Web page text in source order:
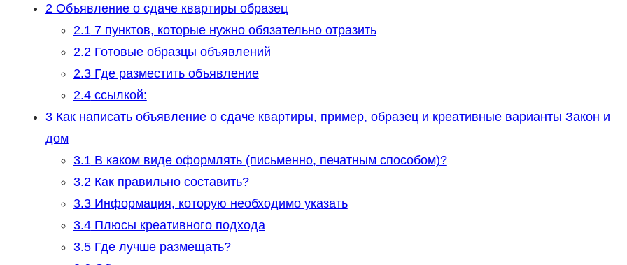
2Объявление о сдаче квартиры образец
2.17 пунктов, которые нужно обязательно отразить
2.2Готовые образцы объявлений
2.3Где разместить объявление
2.4ссылкой:
3Как написать объявление о сдаче квартиры, пример, образец и креативные варианты Закон и
дом
3.1В каком виде оформлять (письменно, печатным способом)?
3.2Как правильно составить?
3.3Информация, которую необходимо указать
3.4Плюсы креативного подхода
3.5Где лучше размещать?